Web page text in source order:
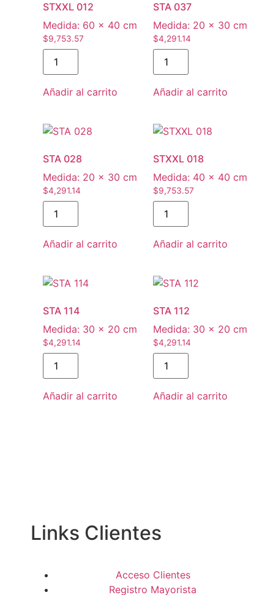
STXXL 012
Medida: 60 × 40 cm
$9,753.57
Añadir al carrito
STA 037
Medida: 20 × 30 cm
$4,291.14
Añadir al carrito
STA 028
Medida: 20 × 30 cm
$4,291.14
Añadir al carrito
STXXL 018
Medida: 40 × 40 cm
$9,753.57
Añadir al carrito
STA 114
Medida: 30 × 20 cm
$4,291.14
Añadir al carrito
STA 112
Medida: 30 × 20 cm
$4,291.14
Añadir al carrito
Links Clientes
Acceso Clientes
Registro Mayorista